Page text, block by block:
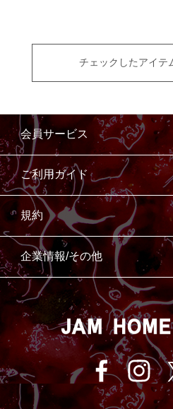
チェックしたアイテ
会員サービス
ご利用ガイド
規約
企業情報/その他